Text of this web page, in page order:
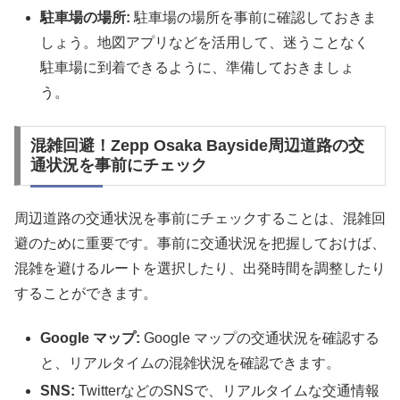
駐車場の場所: 駐車場の場所を事前に確認しておきま
しょう。地図アプリなどを活用して、迷うことなく
駐車場に到着できるように、準備しておきましょ
う。
混雑回避！Zepp Osaka Bayside周辺道路の交
通状況を事前にチェック
周辺道路の交通状況を事前にチェックすることは、混雑回
避のために重要です。事前に交通状況を把握しておけば、
混雑を避けるルートを選択したり、出発時間を調整したり
することができます。
Google マップ: Google マップの交通状況を確認する
と、リアルタイムの混雑状況を確認できます。
SNS: TwitterなどのSNSで、リアルタイムな交通情報